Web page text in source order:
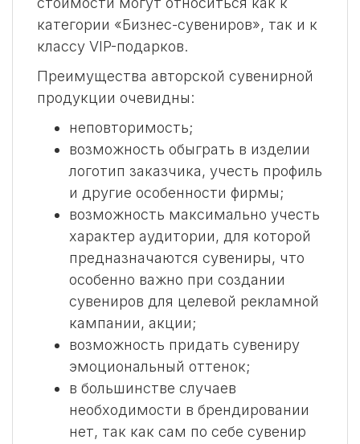
категории «Бизнес-сувениров», так и к
классу VIP-подарков.
Преимущества авторской сувенирной
продукции очевидны:
неповторимость;
возможность обыграть в изделии
логотип заказчика, учесть профиль
и другие особенности фирмы;
возможность максимально учесть
характер аудитории, для которой
предназначаются сувениры, что
особенно важно при создании
сувениров для целевой рекламной
кампании, акции;
возможность придать сувениру
эмоциональный оттенок;
в большинстве случаев
необходимости в брендировании
нет, так как сам по себе сувенир